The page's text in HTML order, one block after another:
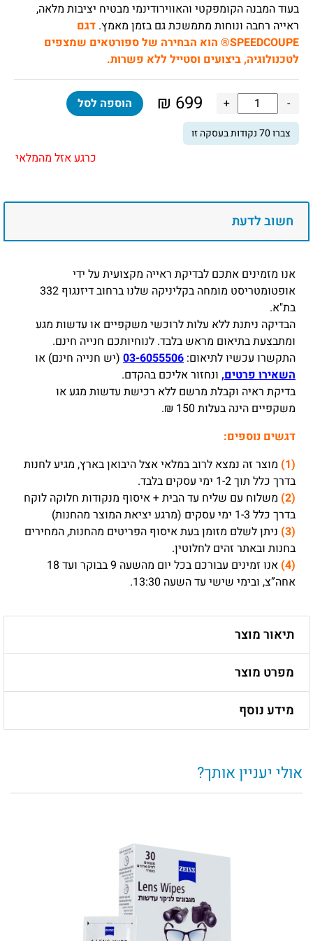
בעוד המבנה הקומפקטי והאווירודינמי מבטיח יציבות מלאה,
ראייה רחבה ונוחות מתמשכת גם בזמן מאמץ. דגם
SPEEDCOUPE® הוא הבחירה של ספורטאים שמצפים
לטכנולוגיה, ביצועים וסטייל ללא פשרות.
-
כמות
של
משקפי
–
SPEEDCOUPE®
Soft
Off
White
Purple
Multilayer
Mirror
Lens
+
699
₪ הוספה לסל
צברו70נקודות בעסקה זו
כרגע אזל מהמלאי
חשוב לדעת
אנו מזמינים אתכם לבדיקת ראייה מקצועית על ידי
אופטומטריסט מומחה בקליניקה שלנו ברחוב דיזנגוף 332
בת"א.
הבדיקה ניתנת ללא עלות לרוכשי משקפיים או עדשות מגע
ומתבצעת בתיאום מראש בלבד. לנוחיותכם חנייה חינם.
התקשרו עכשיו לתיאום: 03-6055506 (יש חנייה חינם) או
השאירו פרטים, ונחזור אליכם בהקדם.
בדיקת ראיה וקבלת מרשם ללא רכישת עדשות מגע או
משקפיים הינה בעלות 150 ₪.
דגשים נוספים:
(1)
מוצר זה נמצא לרוב במלאי אצל היבואן בארץ, מגיע לחנות
בדרך כלל תוך 1-2 ימי עסקים בלבד.
(2)
משלוח עם שליח עד הבית + איסוף מנקודות חלוקה לוקח
בדרך כלל 1-3 ימי עסקים (מרגע יציאת המוצר מהחנות)
(3)
ניתן לשלם מזומן בעת איסוף הפריטים מהחנות, המחירים
בחנות ובאתר זהים לחלוטין.
(4)
אנו זמינים עבורכם בכל יום מהשעה 9 בבוקר ועד 18
אחה”צ, ובימי שישי עד השעה 13:30.
תיאור מוצר
מפרט מוצר
מידע נוסף
אולי יעניין אותך?